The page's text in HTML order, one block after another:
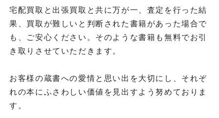
宅配買取と出張買取と共に万が一、査定を行った結
果、買取が難しいと判断された書籍があった場合で
も、ご安心ください。そのような書籍も無料でお引
き取りさせていただきます。
お客様の蔵書への愛情と思い出を大切にし、それぞ
れの本にふさわしい価値を見出すよう努めておりま
す。